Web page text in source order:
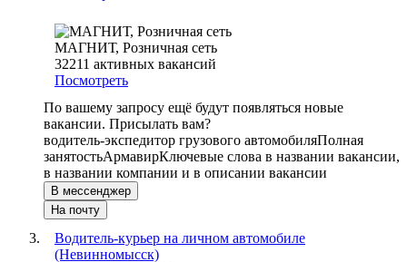
МАГНИТ, Розничная сеть
32211 активных вакансий
Посмотреть
По вашему запросу ещё будут появляться новые
вакансии. Присылать вам?
водитель-экспедитор грузового автомобиляПолная
занятостьАрмавирКлючевые слова в названии вакансии,
в названии компании и в описании вакансии
В мессенджер
На почту
Водитель-курьер на личном автомобиле
(Невинномысск)